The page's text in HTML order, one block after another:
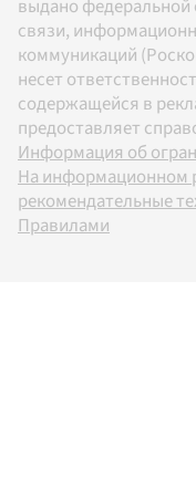
выдано
связи,
коммуникаций
несет
содержащейся в
предоставляет
Информация об
На информационном
рекомендательные
Правилами